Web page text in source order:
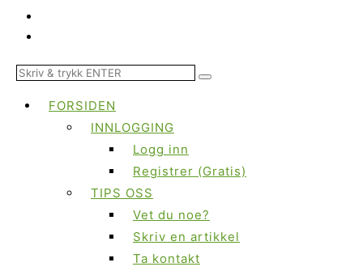
FORSIDEN
INNLOGGING
Logg inn
Registrer (Gratis)
TIPS OSS
Vet du noe?
Skriv en artikkel
Ta kontakt